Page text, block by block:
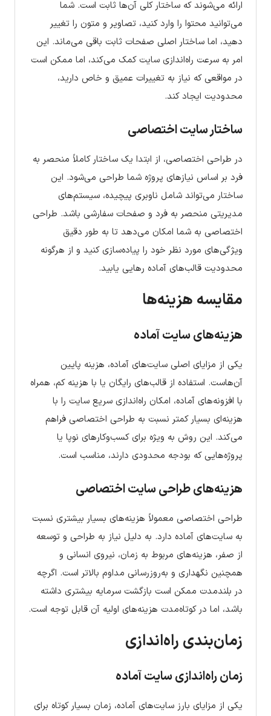
ارائه می‌شوند که ساختار کلی آن‌ها ثابت است. شما
می‌توانید محتوا را وارد کنید، تصاویر و متون را تغییر
دهید، اما ساختار اصلی صفحات ثابت باقی می‌ماند. این
امر به سرعت راه‌اندازی سایت کمک می‌کند، اما ممکن است
در مواقعی که نیاز به تغییرات عمیق و خاص دارید،
محدودیت ایجاد کند.
ساختار سایت اختصاصی
در طراحی اختصاصی، از ابتدا یک ساختار کاملاً منحصر به
فرد بر اساس نیازهای پروژه شما طراحی می‌شود. این
ساختار می‌تواند شامل ناوبری پیچیده، سیستم‌های
مدیریتی منحصر به فرد و صفحات سفارشی باشد. طراحی
اختصاصی به شما امکان می‌دهد تا به طور دقیق
ویژگی‌های مورد نظر خود را پیاده‌سازی کنید و از هرگونه
محدودیت قالب‌های آماده رهایی یابید.
مقایسه هزینه‌ها
هزینه‌های سایت آماده
یکی از مزایای اصلی سایت‌های آماده، هزینه پایین
آن‌هاست. استفاده از قالب‌های رایگان یا با هزینه کم، همراه
با افزونه‌های آماده، امکان راه‌اندازی سریع سایت را با
هزینه‌ای بسیار کمتر نسبت به طراحی اختصاصی فراهم
می‌کند. این روش به ویژه برای کسب‌وکارهای نوپا یا
پروژه‌هایی که بودجه محدودی دارند، مناسب است.
هزینه‌های طراحی سایت اختصاصی
طراحی اختصاصی معمولاً هزینه‌های بسیار بیشتری نسبت
به سایت‌های آماده دارد. به دلیل نیاز به طراحی و توسعه
از صفر، هزینه‌های مربوط به زمان، نیروی انسانی و
همچنین نگهداری و به‌روزرسانی مداوم بالاتر است. اگرچه
در بلندمدت ممکن است بازگشت سرمایه بیشتری داشته
باشد، اما در کوتاه‌مدت هزینه‌های اولیه آن قابل توجه است.
زمان‌بندی راه‌اندازی
زمان راه‌اندازی سایت آماده
یکی از مزایای بارز سایت‌های آماده، زمان بسیار کوتاه برای